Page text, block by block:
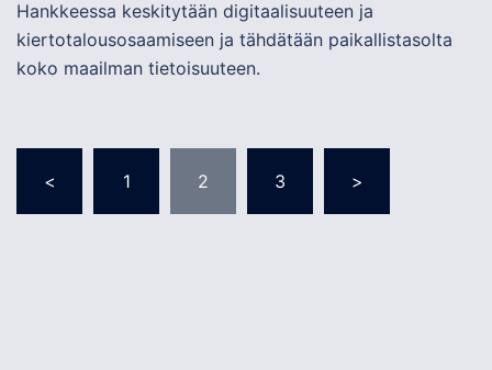
Hankkeessa keskitytään digitaalisuuteen ja
kiertotalousosaamiseen ja tähdätään paikallistasolta
koko maailman tietoisuuteen.
sivutus
< 1 2 3 >